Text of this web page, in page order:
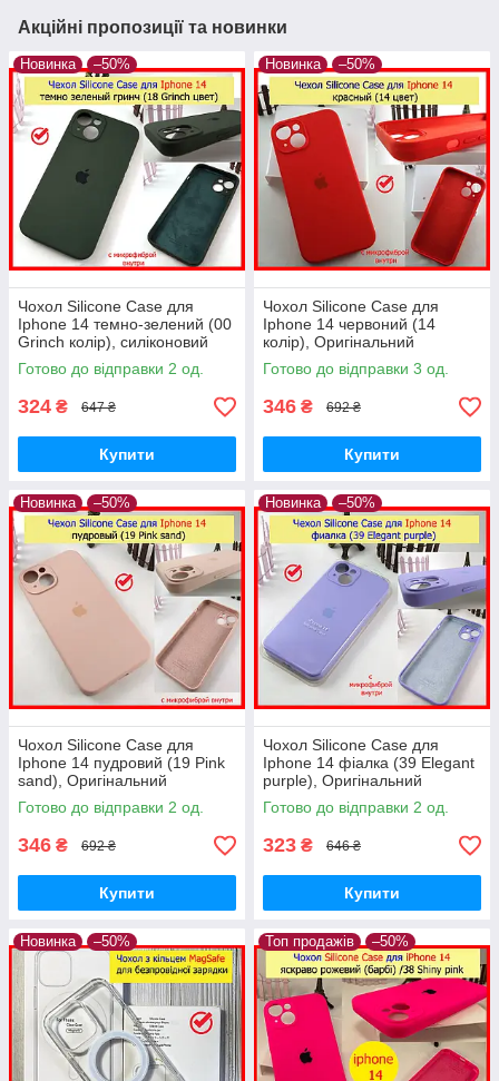
Акційні пропозиції та новинки
Новинка –50%
Чохол Silicone Case для
Iphone 14 темно-зелений (00
Grinch колір), силіконовий
чохол для айфон 14 гринч
Готово до відправки 2 од.
324 ₴ 647 ₴
Купити
Новинка –50%
Чохол Silicone Case для
Iphone 14 червоний (14
колір), Оригінальний
силіконовий чохол для
айфон 14 червоний
Готово до відправки 3 од.
346 ₴ 692 ₴
Купити
Новинка –50%
Чохол Silicone Case для
Iphone 14 пудровий (19 Pink
sand), Оригінальний
силіконовий чохол для
айфон 14 пудра
Готово до відправки 2 од.
346 ₴ 692 ₴
Купити
Новинка –50%
Чохол Silicone Case для
Iphone 14 фіалка (39 Elegant
purple), Оригінальний
силіконовий чохол на айфон
14 філ
Готово до відправки 2 од.
323 ₴ 646 ₴
Купити
Новинка –50% Топ продажів –50%